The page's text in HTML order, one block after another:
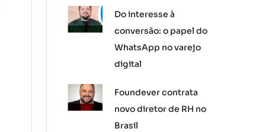
Do interesse à
conversão: o papel do
WhatsApp no varejo
digital
Foundever contrata
novo diretor de RH no
Brasil